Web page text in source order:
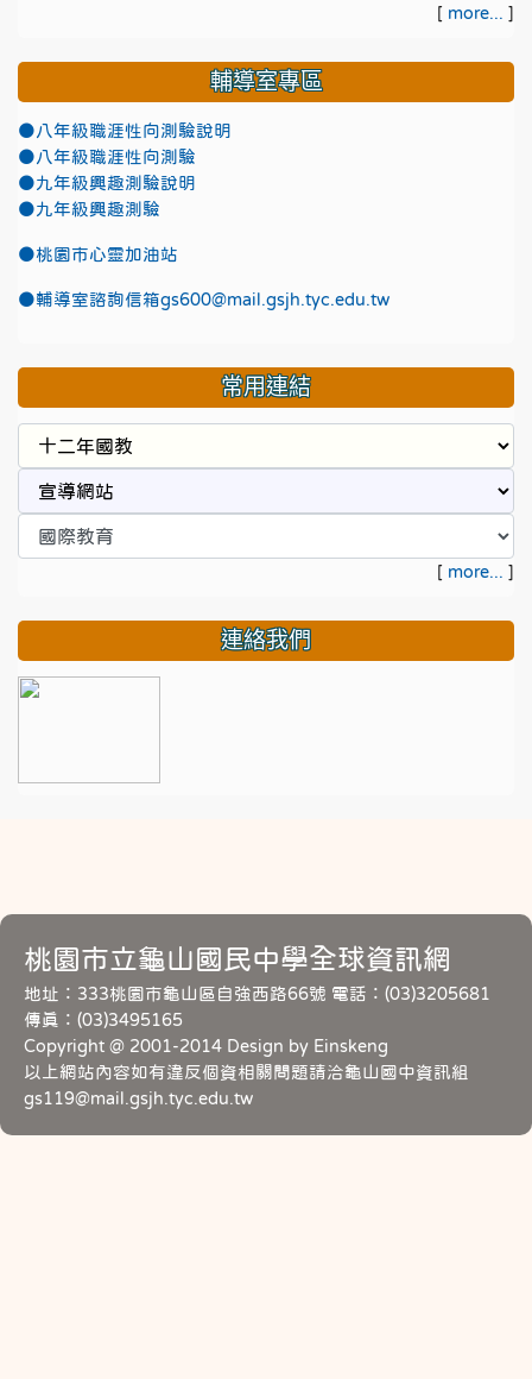
[ more... ]
輔導室專區
●八年級職涯性向測驗說明
●八年級職涯性向測驗
●九年級興趣測驗說明
●九年級興趣測驗
●桃園市心靈加油站
●輔導室諮詢信箱gs600@mail.gsjh.tyc.edu.tw
常用連結
[ more... ]
連絡我們
桃園市立龜山國民中學全球資訊網
地址：333桃園市龜山區自強西路66號 電話：(03)3205681
傳真：(03)3495165
Copyright @ 2001-2014 Design by Einskeng
以上網站內容如有違反個資相關問題請洽龜山國中資訊組
gs119@mail.gsjh.tyc.edu.tw